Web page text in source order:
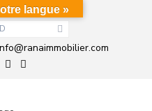
langue »